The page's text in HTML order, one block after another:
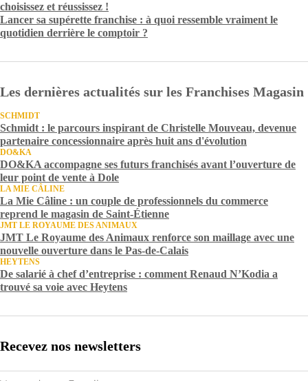
choisissez et réussissez !
Lancer sa supérette franchise : à quoi ressemble vraiment le
quotidien derrière le comptoir ?
Les dernières actualités sur les Franchises Magasin
SCHMIDT
Schmidt : le parcours inspirant de Christelle Mouveau, devenue
partenaire concessionnaire après huit ans d'évolution
DO&KA
DO&KA accompagne ses futurs franchisés avant l’ouverture de
leur point de vente à Dole
LA MIE CÂLINE
La Mie Câline : un couple de professionnels du commerce
reprend le magasin de Saint-Étienne
JMT LE ROYAUME DES ANIMAUX
JMT Le Royaume des Animaux renforce son maillage avec une
nouvelle ouverture dans le Pas-de-Calais
HEYTENS
De salarié à chef d’entreprise : comment Renaud N’Kodia a
trouvé sa voie avec Heytens
Recevez nos newsletters